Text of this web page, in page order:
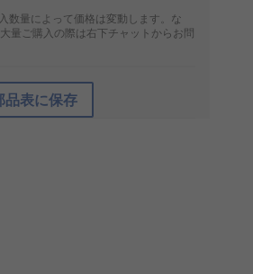
数量によって価格は変動します。な
量ご購入の際は右下チャットからお問
品表に保存